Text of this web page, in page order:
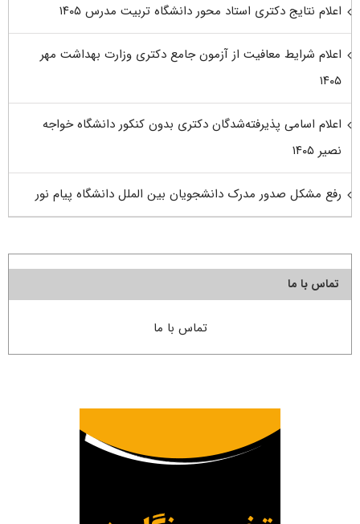
اعلام نتایج دکتری استاد محور دانشگاه تربیت مدرس ۱۴۰۵
اعلام شرایط معافیت از آزمون جامع دکتری وزارت بهداشت مهر
۱۴۰۵
اعلام اسامی پذیرفته‌شدگان دکتری بدون کنکور دانشگاه خواجه
نصیر ۱۴۰۵
رفع مشکل صدور مدرک دانشجویان بین الملل دانشگاه پیام نور
تماس با ما
تماس با ما